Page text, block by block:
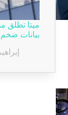
بيانات